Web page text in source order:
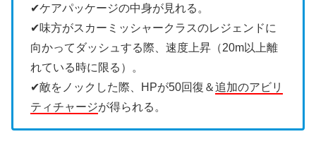
✔︎ケアパッケージの中身が見れる。
✔︎味方がスカーミッシャークラスのレジェンドに
向かってダッシュする際、速度上昇（20m以上離
れている時に限る）。
✔︎敵をノックした際、HPが50回復＆追加のアビリ
ティチャージが得られる。